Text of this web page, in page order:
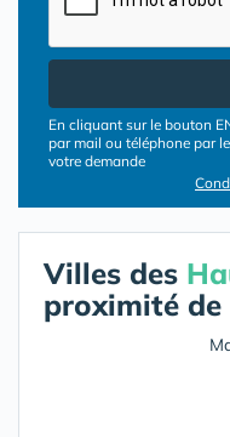
En cliquant sur le bouton
par mail ou téléphone par
votre demande
Villes des
proximité de